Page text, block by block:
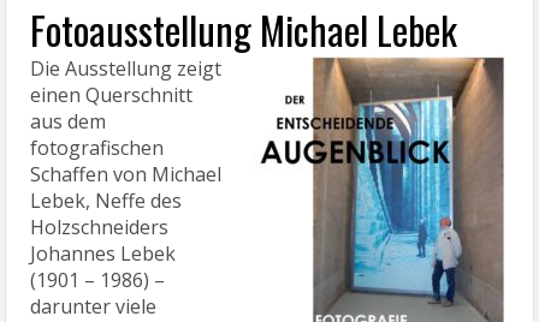
Fotoausstellung Michael Lebek
Die Ausstellung zeigt
einen Querschnitt
aus dem
fotografischen
Schaffen von Michael
Lebek, Neffe des
Holzschneiders
Johannes Lebek
(1901 – 1986) –
darunter viele